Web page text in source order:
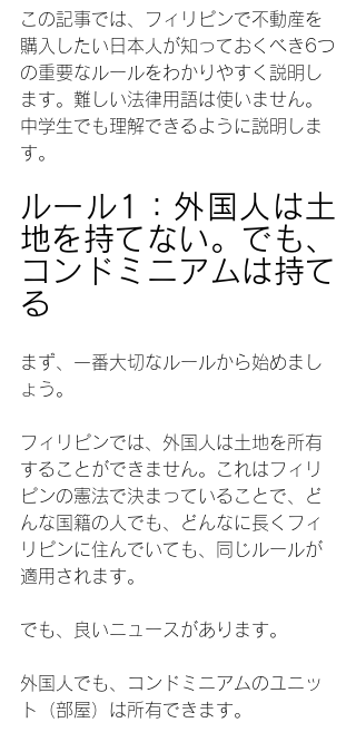
この記事では、フィリピンで不動産を
購入したい日本人が知っておくべき6つ
の重要なルールをわかりやすく説明し
ます。難しい法律用語は使いません。
中学生でも理解できるように説明しま
す。
ルール1：外国人は土
地を持てない。でも、
コンドミニアムは持て
る
まず、一番大切なルールから始めまし
ょう。
フィリピンでは、外国人は土地を所有
することができません。これはフィリ
ピンの憲法で決まっていることで、ど
んな国籍の人でも、どんなに長くフィ
リピンに住んでいても、同じルールが
適用されます。
でも、良いニュースがあります。
外国人でも、コンドミニアムのユニッ
ト（部屋）は所有できます。